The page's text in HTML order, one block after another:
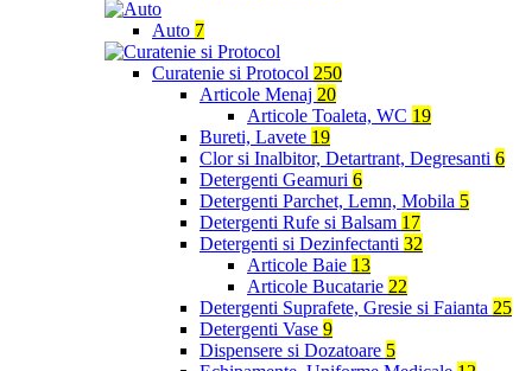
Auto 7
Curatenie si Protocol 250
Articole Menaj 20
Articole Toaleta, WC 19
Bureti, Lavete 19
Clor si Inalbitor, Detartrant, Degresanti 6
Detergenti Geamuri 6
Detergenti Parchet, Lemn, Mobila 5
Detergenti Rufe si Balsam 17
Detergenti si Dezinfectanti 32
Articole Baie 13
Articole Bucatarie 22
Detergenti Suprafete, Gresie si Faianta 25
Detergenti Vase 9
Dispensere si Dozatoare 5